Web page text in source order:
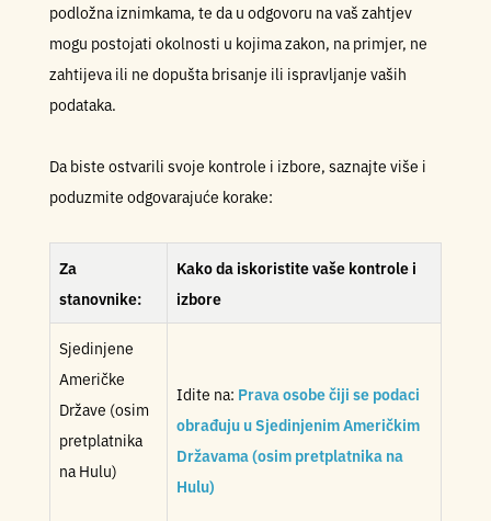
podložna iznimkama, te da u odgovoru na vaš zahtjev
mogu postojati okolnosti u kojima zakon, na primjer, ne
zahtijeva ili ne dopušta brisanje ili ispravljanje vaših
podataka.
Da biste ostvarili svoje kontrole i izbore, saznajte više i
poduzmite odgovarajuće korake:
Za
stanovnike:
Kako da iskoristite vaše kontrole i
izbore
Sjedinjene
Američke
Države (osim
pretplatnika
na Hulu)
Idite na: Prava osobe čiji se podaci
obrađuju u Sjedinjenim Američkim
Državama (osim pretplatnika na
Hulu)